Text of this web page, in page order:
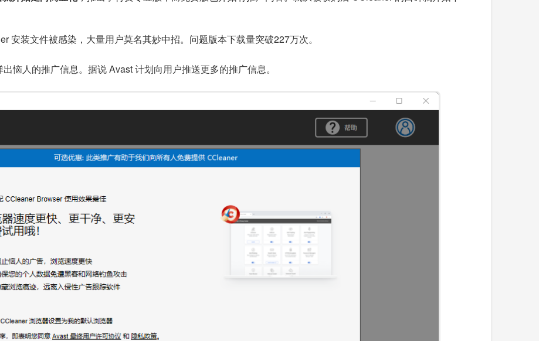
安装文件被感染，大量用户莫名其妙中招。问题版本下载量突破227万次。
恼人的推广信息。据说 Avast 计划向用户推送更多的推广信息。